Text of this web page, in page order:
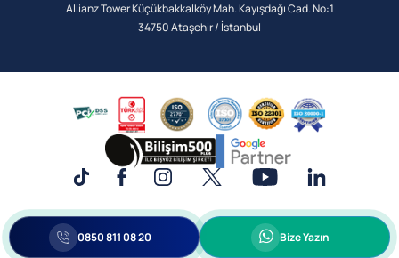
Allianz Tower Küçükbakkalköy Mah. Kayışdağı Cad. No:1
34750 Ataşehir / İstanbul
Bize Yazın
0850 811 08 20